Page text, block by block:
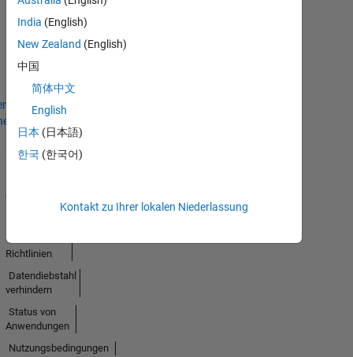
No
Badges
Earned
India (English)
New Zealand (English)
中国
简体中文
English
日本 (日本語)
한국 (한국어)
Kontakt zu Ihrer lokalen Niederlassung
Datenschutz-
Richtlinien
Datendiebstahl
verhindern
Status von
Anwendungen
Nutzungsbedingungen